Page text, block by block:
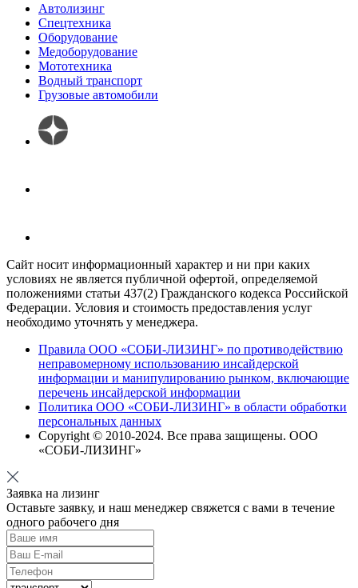
Автолизинг
Спецтехника
Оборудование
Медоборудование
Мототехника
Водный транспорт
Грузовые автомобили
Сайт носит информационный характер и ни при каких
условиях не является публичной офертой, определяемой
положениями статьи 437(2) Гражданского кодекса Российской
Федерации. Условия и стоимость предоставления услуг
необходимо уточнять у менеджера.
Правила ООО «СОБИ-ЛИЗИНГ» по противодействию
неправомерному использованию инсайдерской
информации и манипулированию рынком, включающие
перечень инсайдерской информации
Политика ООО «СОБИ-ЛИЗИНГ» в области обработки
персональных данных
Copyright © 2010-2024. Все права защищены. ООО
«СОБИ-ЛИЗИНГ»
Заявка на лизинг
Оставьте заявку, и наш менеджер свяжется с вами в течение
одного рабочего дня